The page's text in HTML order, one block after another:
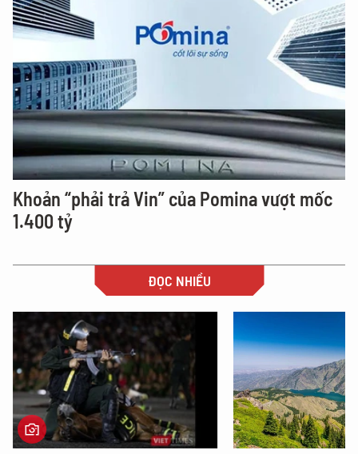
Khoản “phải trả Vin” của Pomina vượt mốc
1.400 tỷ
ĐỌC NHIỀU